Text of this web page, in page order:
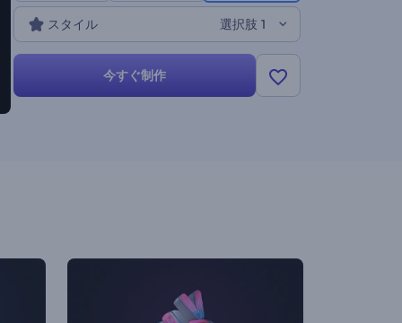
モーション、プレゼンテーションのオープニング、チャ
ンネルのイントロやアウトロ、コマーシャルなど、さま
ざまな用途に最適です。今すぐ試してみてください！
スタイル 選択肢 1
今すぐ制作